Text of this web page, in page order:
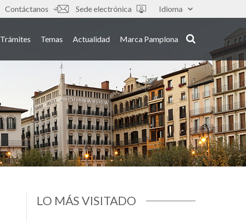
Idioma
Tools
Contáctanos Sede electrónica
Trámites Temas Actualidad Marca Pamplona
LO MÁS VISITADO